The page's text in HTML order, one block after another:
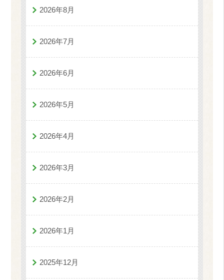
2026年8月
2026年7月
2026年6月
2026年5月
2026年4月
2026年3月
2026年2月
2026年1月
2025年12月